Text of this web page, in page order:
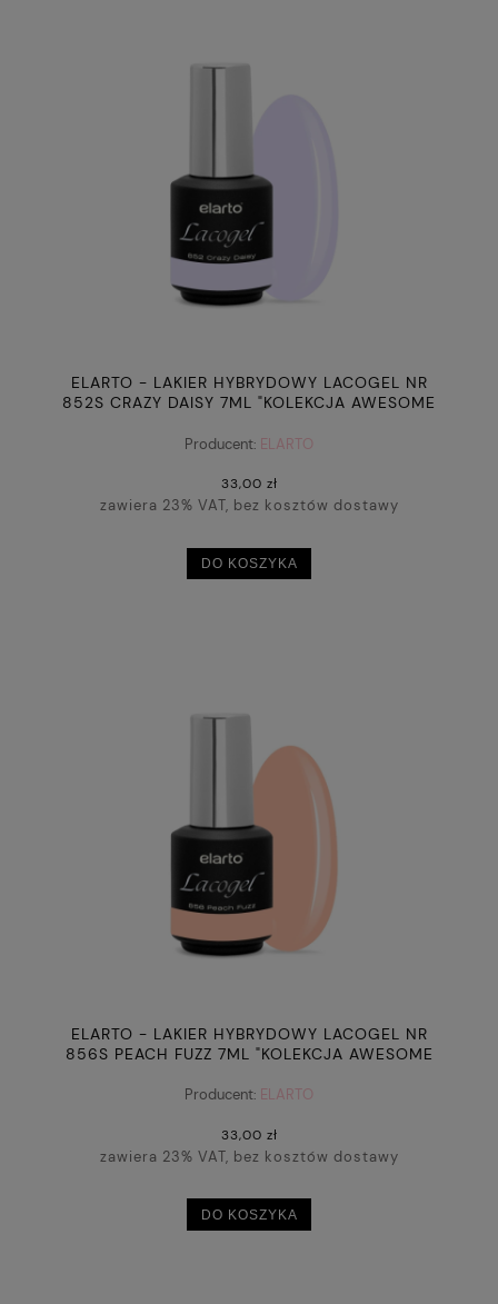
ELARTO - LAKIER HYBRYDOWY LACOGEL NR
852S CRAZY DAISY 7ML "KOLEKCJA AWESOME
Producent: ELARTO
33,00 zł
zawiera 23% VAT, bez kosztów dostawy
DO KOSZYKA
ELARTO - LAKIER HYBRYDOWY LACOGEL NR
856S PEACH FUZZ 7ML "KOLEKCJA AWESOME
Producent: ELARTO
33,00 zł
zawiera 23% VAT, bez kosztów dostawy
DO KOSZYKA